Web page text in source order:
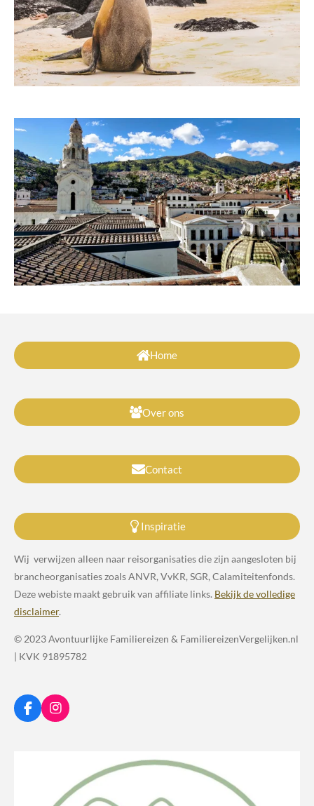
Home
Over ons
Contact
Inspiratie
Wij verwijzen alleen naar reisorganisaties die zijn aangesloten bij
brancheorganisaties zoals ANVR, VvKR, SGR, Calamiteitenfonds.
Deze webiste maakt gebruik van affiliate links. Bekijk de volledige
disclaimer.
© 2023 Avontuurlijke Familiereizen & FamiliereizenVergelijken.nl
| KVK 91895782
F
a
I
n
a